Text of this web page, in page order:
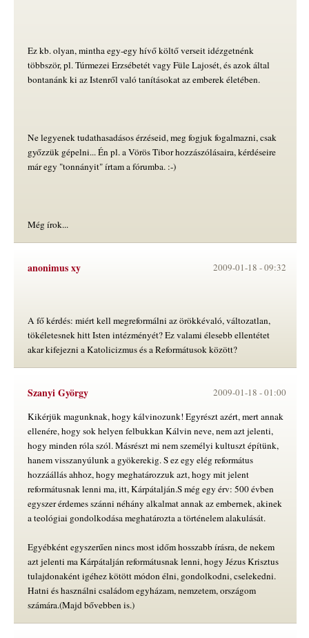
Ez kb. olyan, mintha egy-egy hívő költő verseit idézgetnénk
többször, pl. Túrmezei Erzsébetét vagy Füle Lajosét, és azok által
bontanánk ki az Istenről való tanításokat az emberek életében.
Ne legyenek tudathasadásos érzéseid, meg fogjuk fogalmazni, csak
győzzük gépelni... Én pl. a Vörös Tibor hozzászólásaira, kérdéseire
már egy "tonnányit" írtam a fórumba. :-)
Még írok...
anonimus xy 2009-01-18 -09:32
A fő kérdés: miért kell megreformálni az örökkévaló, változatlan,
tökéletesnek hitt Isten intézményét? Ez valami élesebb ellentétet
akar kifejezni a Katolicizmus és a Reformátusok között?
Szanyi György 2009-01-18 -01:00
Kikérjük magunknak, hogy kálvinozunk! Egyrészt azért, mert annak
ellenére, hogy sok helyen felbukkan Kálvin neve, nem azt jelenti,
hogy minden róla szól. Másrészt mi nem személyi kultuszt építünk,
hanem visszanyúlunk a gyökerekig. S ez egy elég református
hozzáállás ahhoz, hogy meghatározzuk azt, hogy mit jelent
reformátusnak lenni ma, itt, Kárpátalján.S még egy érv: 500 évben
egyszer érdemes szánni néhány alkalmat annak az embernek, akinek
a teológiai gondolkodása meghatározta a történelem alakulását.
Egyébként egyszerűen nincs most időm hosszabb írásra, de nekem
azt jelenti ma Kárpátalján reformátusnak lenni, hogy Jézus Krisztus
tulajdonaként igéhez kötött módon élni, gondolkodni, cselekedni.
Hatni és használni családom egyházam, nemzetem, országom
számára.(Majd bővebben is.)